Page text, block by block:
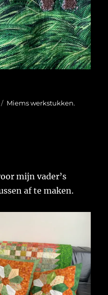
Tags
Miems werkstukken.
mijn vader’s
af te maken.